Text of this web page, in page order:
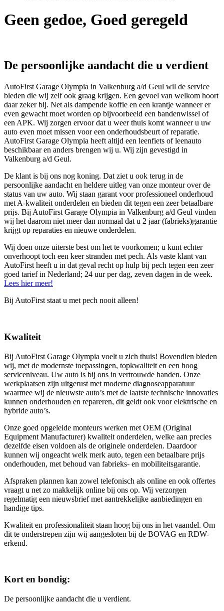
Geen gedoe, Goed geregeld
De persoonlijke aandacht die u verdient
AutoFirst Garage Olympia in Valkenburg a/d Geul wil de service
bieden die wij zelf ook graag krijgen. Een gevoel van welkom hoort
daar zeker bij. Net als dampende koffie en een krantje wanneer er
even gewacht moet worden op bijvoorbeeld een bandenwissel of
een APK. Wij zorgen ervoor dat u weer thuis komt wanneer u uw
auto even moet missen voor een onderhoudsbeurt of reparatie.
AutoFirst Garage Olympia heeft altijd een leenfiets of leenauto
beschikbaar en anders brengen wij u. Wij zijn gevestigd in
Valkenburg a/d Geul.
De klant is bij ons nog koning. Dat ziet u ook terug in de
persoonlijke aandacht en heldere uitleg van onze monteur over de
status van uw auto. Wij staan garant voor professioneel onderhoud
met A-kwaliteit onderdelen en bieden dit tegen een zeer betaalbare
prijs. Bij AutoFirst Garage Olympia in Valkenburg a/d Geul vinden
wij het daarom niet meer dan normaal dat u 2 jaar (fabrieks)garantie
krijgt op reparaties en nieuwe onderdelen.
Wij doen onze uiterste best om het te voorkomen; u kunt echter
onverhoopt toch een keer stranden met pech. Als vaste klant van
AutoFirst heeft u in dat geval recht op hulp bij pech tegen een zeer
goed tarief in Nederland; 24 uur per dag, zeven dagen in de week.
Lees hier meer!
Bij AutoFirst staat u met pech nooit alleen!
Kwaliteit
Bij AutoFirst Garage Olympia voelt u zich thuis! Bovendien bieden
wij, met de modernste toepassingen, topkwaliteit en een hoog
serviceniveau. Uw auto is bij ons in vertrouwde handen. Onze
werkplaatsen zijn uitgerust met moderne diagnoseapparatuur
waarmee wij de nieuwste auto’s met de laatste technische innovaties
kunnen onderhouden en repareren, dit geldt ook voor elektrische en
hybride auto’s.
Onze goed opgeleide monteurs werken met OEM (Original
Equipment Manufacturer) kwaliteit onderdelen, welke aan precies
dezelfde eisen voldoen als de originele onderdelen. Daardoor
kunnen wij ongeacht welk merk auto, tegen een betaalbare prijs
onderhouden, met behoud van fabrieks- en mobiliteitsgarantie.
Afspraken plannen kan zowel telefonisch als online en ook offertes
vraagt u net zo makkelijk online bij ons op. Wij verzorgen
regelmatig een nieuwsbrief met aantrekkelijke aanbiedingen en
handige tips.
Kwaliteit en professionaliteit staan hoog bij ons in het vaandel. Om
dit te onderstrepen zijn wij aangesloten bij de BOVAG en RDW-
erkend.
Kort en bondig:
De persoonlijke aandacht die u verdient.